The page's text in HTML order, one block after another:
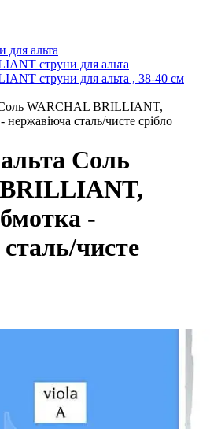
для альта
струни для альта
струни для альта , 38-40 см
Соль WARCHAL BRILLIANT,
нержавіюча сталь/чисте срібло
Соль
-
чисте